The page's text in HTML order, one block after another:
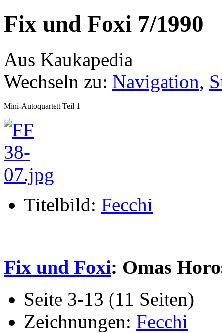
Fix und Foxi 7/1990
Aus Kaukapedia
Wechseln zu: Navigation,
Mini-Autoquartett Teil 1
Titelbild: Fecchi
Fix und Foxi: Omas
Seite 3-13 (11 Seiten)
Zeichnungen: Fecchi